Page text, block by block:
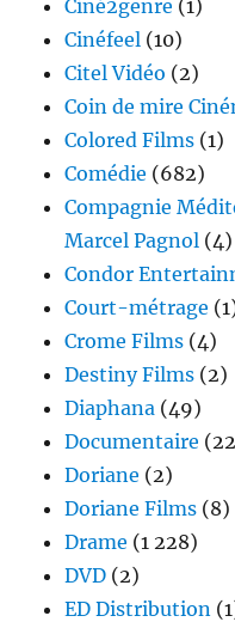
Ciné2genre (1)
Cinéfeel (10)
Citel Vidéo (2)
Coin de mire
Colored Films (1)
Comédie (682)
Compagnie
Marcel Pagnol (4)
Condor
Court-métrage
Crome Films (4)
Destiny Films (2)
Diaphana (49)
Documentaire
Doriane (2)
Doriane Films (8)
Drame (1 228)
DVD (2)
ED Distribution